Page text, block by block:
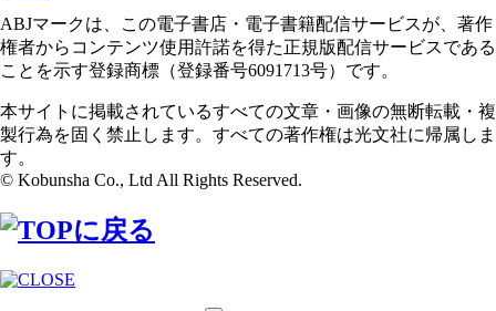
ABJマークは、この電子書店・電子書籍配信サービスが、著作
権者からコンテンツ使用許諾を得た正規版配信サービスである
ことを示す登録商標（登録番号6091713号）です。
本サイトに掲載されているすべての文章・画像の無断転載・複
製行為を固く禁止します。すべての著作権は光文社に帰属しま
す。
© Kobunsha Co., Ltd All Rights Reserved.